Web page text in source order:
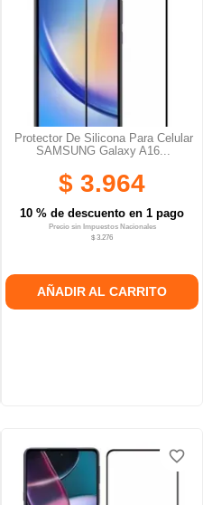
Protector De Silicona Para Celular
SAMSUNG Galaxy A16...
$ 3.964
10 % de descuento en 1 pago
Precio sin Impuestos Nacionales
$ 3.276
AÑADIR AL CARRITO
favorite_border
favorite_border
favorite_border